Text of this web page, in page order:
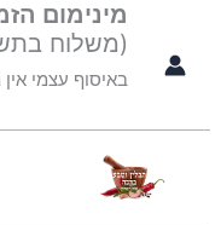
מינימום
(משלוח
באיסוף עצמי